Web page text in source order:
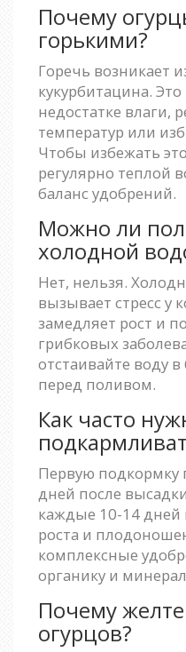
Почему
горькими?
Горечь возникает
кукурбитацина.
недостатке влаги,
температур или
Чтобы избежать
регулярно теплой
баланс удобрений.
Можно ли
холодной
Нет, нельзя.
вызывает стресс у
замедляет рост и
грибковых
отстаивайте воду
перед поливом.
Как часто
Первую подкормку
дней после
каждые 10-14 дней
роста и
комплексные
органику и
Почему
огурцов?